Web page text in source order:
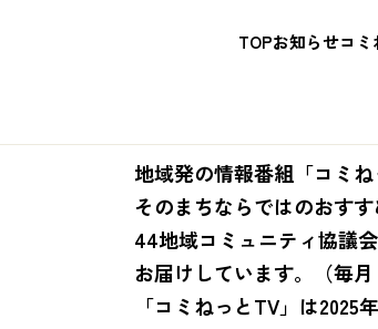
TOPお知らせコ
地域発の情報番組「コミ
そのまちならではのおす
44地域コミュニティ協議
お届けしています。（毎月
「コミねっとTV」は2025